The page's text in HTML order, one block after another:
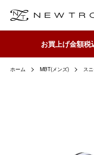
お買上げ金額税
ホーム MBT(メンズ) ス